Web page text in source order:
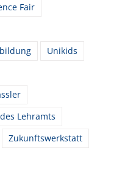
Fair
Unikids
Lehramts
Zukunftswerkstatt